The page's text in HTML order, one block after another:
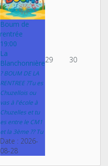
Boum de
rentrée
19:00
La
Blanchonnière
? BOUM DE LA
RENTREE ?Tu es
Chuzellois ou
vas à l'école à
Chuzelles et tu
es entre le CM1
et la 3ème ?? Tu
Date : 2026-
08-28
29 30